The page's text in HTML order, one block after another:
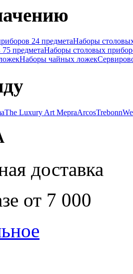
24 предметаНаборы
предметаНаборы столовых
Наборы чайных ложек
The Luxury Art MepraArcosTrebonn
доставка
от 7 000